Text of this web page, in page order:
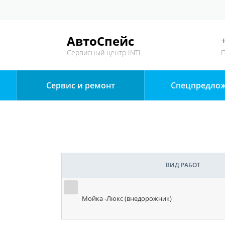
АвтоСпейс
Сервисный центр INTL
Сервис и ремонт
ВИД РАБОТ
Мойка -Люкс (внедорожник)